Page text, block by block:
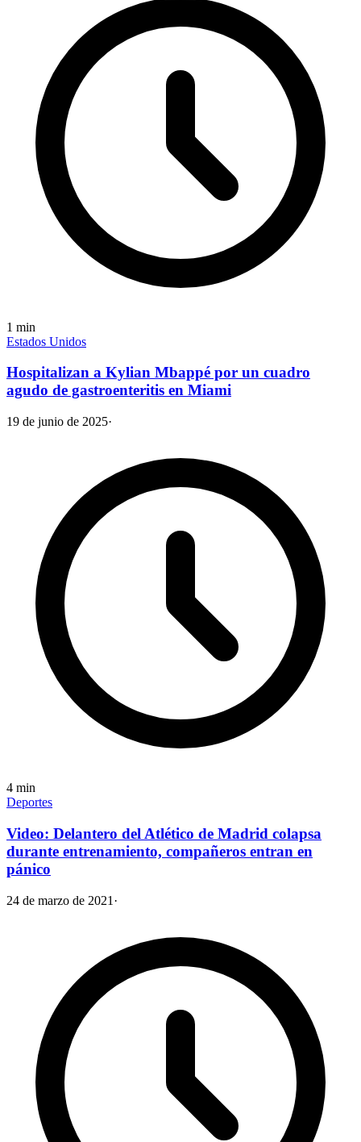
1 min
Estados Unidos
Hospitalizan a Kylian Mbappé por un cuadro
agudo de gastroenteritis en Miami
19 de junio de 2025·
4 min
Deportes
Video: Delantero del Atlético de Madrid colapsa
durante entrenamiento, compañeros entran en
pánico
24 de marzo de 2021 ·